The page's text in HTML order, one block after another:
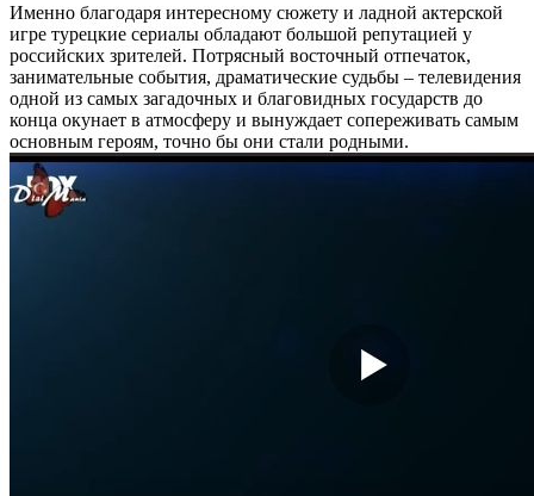
Именно благодаря интересному сюжету и ладной актерской
игре турецкие сериалы обладают большой репутацией у
российских зрителей. Потрясный восточный отпечаток,
занимательные события, драматические судьбы – телевидения
одной из самых загадочных и благовидных государств до
конца окунает в атмосферу и вынуждает сопереживать самым
основным героям, точно бы они стали родными.